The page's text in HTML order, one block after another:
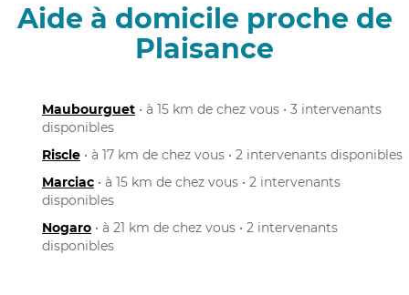
Aide à domicile proche de
Plaisance
Maubourguet • à 15 km de chez vous • 3 intervenants
disponibles
Riscle • à 17 km de chez vous • 2 intervenants disponibles
Marciac • à 15 km de chez vous • 2 intervenants
disponibles
Nogaro • à 21 km de chez vous • 2 intervenants
disponibles